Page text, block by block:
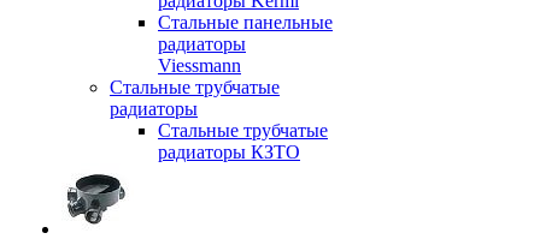
Стальные панельные
радиаторы
Viessmann
Стальные трубчатые
радиаторы
Стальные трубчатые
радиаторы КЗТО